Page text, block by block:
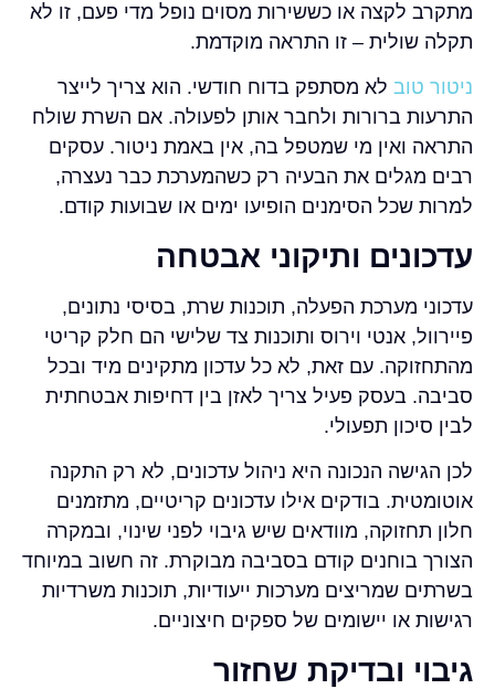
מתקרב לקצה או כששירות מסוים נופל מדי פעם, זו לא
תקלה שולית – זו התראה מוקדמת.
ניטור טוב לא מסתפק בדוח חודשי. הוא צריך לייצר
התרעות ברורות ולחבר אותן לפעולה. אם השרת שולח
התראה ואין מי שמטפל בה, אין באמת ניטור. עסקים
רבים מגלים את הבעיה רק כשהמערכת כבר נעצרה,
למרות שכל הסימנים הופיעו ימים או שבועות קודם.
עדכונים ותיקוני אבטחה
עדכוני מערכת הפעלה, תוכנות שרת, בסיסי נתונים,
פיירוול, אנטי וירוס ותוכנות צד שלישי הם חלק קריטי
מהתחזוקה. עם זאת, לא כל עדכון מתקינים מיד ובכל
סביבה. בעסק פעיל צריך לאזן בין דחיפות אבטחתית
לבין סיכון תפעולי.
לכן הגישה הנכונה היא ניהול עדכונים, לא רק התקנה
אוטומטית. בודקים אילו עדכונים קריטיים, מתזמנים
חלון תחזוקה, מוודאים שיש גיבוי לפני שינוי, ובמקרה
הצורך בוחנים קודם בסביבה מבוקרת. זה חשוב במיוחד
בשרתים שמריצים מערכות ייעודיות, תוכנות משרדיות
רגישות או יישומים של ספקים חיצוניים.
גיבוי ובדיקת שחזור